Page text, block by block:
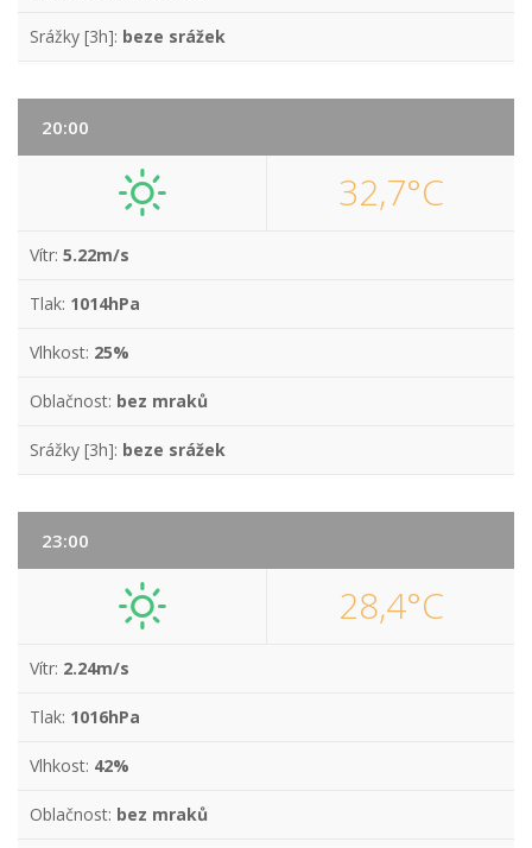
Srážky [3h]: beze srážek
20:00
32,7°C
Vítr: 5.22m/s
Tlak: 1014hPa
Vlhkost: 25%
Oblačnost: bez mraků
Srážky [3h]: beze srážek
23:00
28,4°C
Vítr: 2.24m/s
Tlak: 1016hPa
Vlhkost: 42%
Oblačnost: bez mraků